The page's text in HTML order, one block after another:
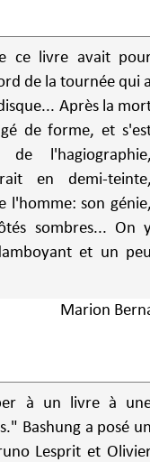
ce livre avait
de la tournée qui
Après la
de forme, et
en demi-
l'homme: son
sombres... On
et un
Marion
à un livre à
Bashung a posé
Lesprit et